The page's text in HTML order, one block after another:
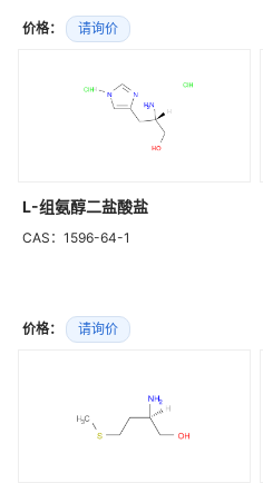
价格： 请询价
L-组氨醇二盐酸盐
CAS：1596-64-1
价格： 请询价